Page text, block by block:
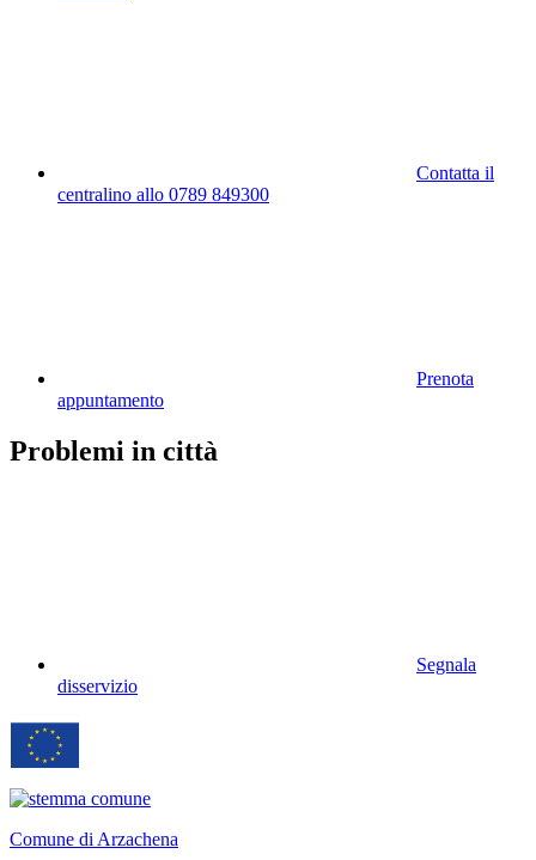
Contatta il
centralino allo 0789 849300
Prenota
appuntamento
Problemi in città
Segnala
disservizio
Comune di Arzachena